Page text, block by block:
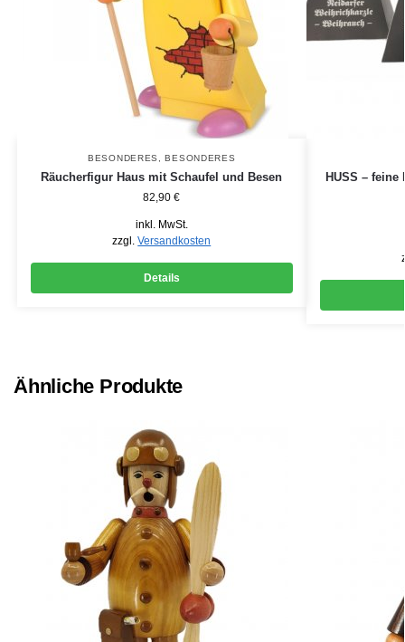
BESONDERES ,BESONDERES
Räucherfigur Haus mit Schaufel und Besen
82,90€
inkl. MwSt.
zzgl.Versandkosten
Details
HUSS – feine
Ähnliche Produkte